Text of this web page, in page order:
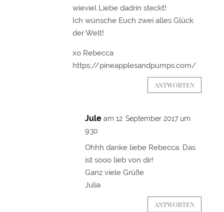
wieviel Liebe dadrin steckt!
Ich wünsche Euch zwei alles Glück
der Welt!
xo Rebecca
https;//pineapplesandpumps.com/
ANTWORTEN
Jule am 12. September 2017 um
9:30
Ohhh danke liebe Rebecca. Das
ist sooo lieb von dir!
Ganz viele Grüße
Julia
ANTWORTEN